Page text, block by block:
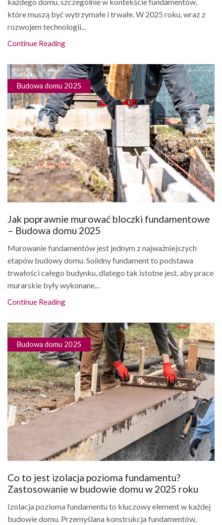
które muszą być wytrzymałe i trwałe. W 2025 roku, wraz z
rozwojem technologii...
Continue Reading
Budowa domu 2025
Jak poprawnie murować bloczki fundamentowe
– Budowa domu 2025
Murowanie fundamentów jest jednym z najważniejszych
etapów budowy domu. Solidny fundament to podstawa
trwałości całego budynku, dlatego tak istotne jest, aby prace
murarskie były wykonane...
Continue Reading
Budowa domu 2025
Co to jest izolacja pozioma fundamentu?
Zastosowanie w budowie domu w 2025 roku
Izolacja pozioma fundamentu to kluczowy element w każdej
budowie domu. Przemyślana konstrukcja fundamentów,